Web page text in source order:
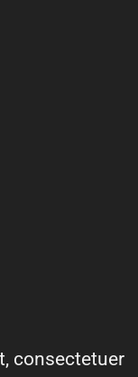
consectetuer